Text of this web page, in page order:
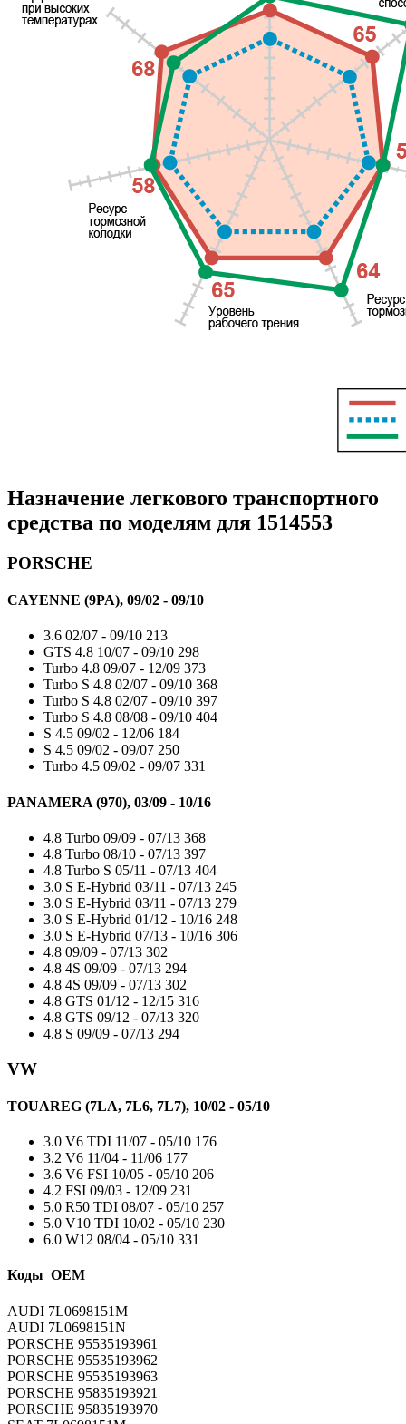
Назначение легкового транспортного
средства по моделям для 1514553
PORSCHE
CAYENNE (9PA), 09/02 - 09/10
3.6 02/07 - 09/10 213
GTS 4.8 10/07 - 09/10 298
Turbo 4.8 09/07 - 12/09 373
Turbo S 4.8 02/07 - 09/10 368
Turbo S 4.8 02/07 - 09/10 397
Turbo S 4.8 08/08 - 09/10 404
S 4.5 09/02 - 12/06 184
S 4.5 09/02 - 09/07 250
Turbo 4.5 09/02 - 09/07 331
PANAMERA (970), 03/09 - 10/16
4.8 Turbo 09/09 - 07/13 368
4.8 Turbo 08/10 - 07/13 397
4.8 Turbo S 05/11 - 07/13 404
3.0 S E-Hybrid 03/11 - 07/13 245
3.0 S E-Hybrid 03/11 - 07/13 279
3.0 S E-Hybrid 01/12 - 10/16 248
3.0 S E-Hybrid 07/13 - 10/16 306
4.8 09/09 - 07/13 302
4.8 4S 09/09 - 07/13 294
4.8 4S 09/09 - 07/13 302
4.8 GTS 01/12 - 12/15 316
4.8 GTS 09/12 - 07/13 320
4.8 S 09/09 - 07/13 294
VW
TOUAREG (7LA, 7L6, 7L7), 10/02 - 05/10
3.0 V6 TDI 11/07 - 05/10 176
3.2 V6 11/04 - 11/06 177
3.6 V6 FSI 10/05 - 05/10 206
4.2 FSI 09/03 - 12/09 231
5.0 R50 TDI 08/07 - 05/10 257
5.0 V10 TDI 10/02 - 05/10 230
6.0 W12 08/04 - 05/10 331
Коды OEM
AUDI 7L0698151M
AUDI 7L0698151N
PORSCHE 95535193961
PORSCHE 95535193962
PORSCHE 95535193963
PORSCHE 95835193921
PORSCHE 95835193970